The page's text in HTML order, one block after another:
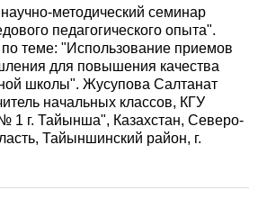
методический семинар
педагогического опыта".
по теме: "Использование приемов
для повышения качества
школы". Жусупова Салтанат
начальных классов, КГУ
1 г. Тайынша", Казахстан, Северо-
Тайыншинский район, г.